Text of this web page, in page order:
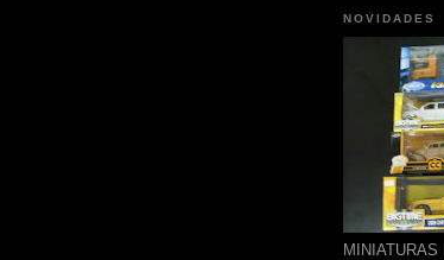
NOVIDADES
MINIATURAS